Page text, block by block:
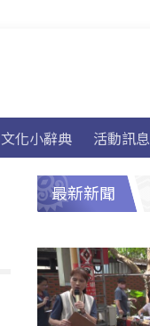
文化小辭典 活動訊息
最新新聞